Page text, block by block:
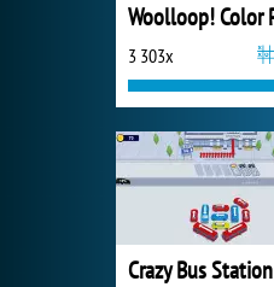
3 303x
Crazy Bus Station